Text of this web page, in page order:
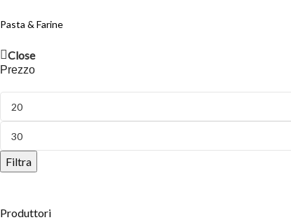
Pasta & Farine
Close
Prezzo
Filtra
Produttori